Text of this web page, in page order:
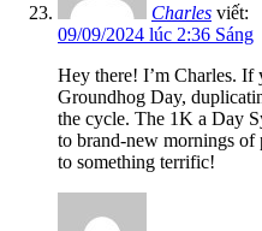
Charles viết:
09/09/2024 lúc 2:36 Sáng
Hey there! I’m Charles. If
Groundhog Day,
the cycle. The 1K a Day
to brand-new mornings of
to something terrific!